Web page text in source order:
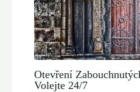
Otevření
Volejte 24/7